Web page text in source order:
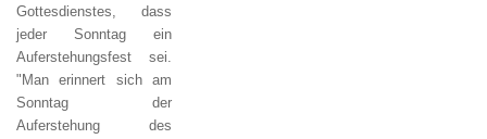
Gottesdienstes, dass
jeder Sonntag ein
Auferstehungsfest sei.
"Man erinnert sich am
Sonntag der
Auferstehung des